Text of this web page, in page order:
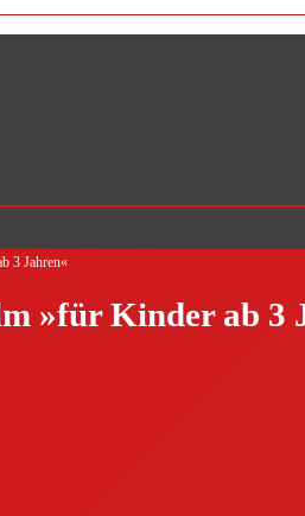
3 Jahren«
»für Kinder ab 3